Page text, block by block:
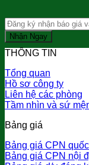
THÔNG TIN
Tổng quan
Hồ sơ công ty
Liên hệ các phòng
Tầm nhìn và sứ
Bảng giá
Bảng giá CPN
Bảng giá CPN nội